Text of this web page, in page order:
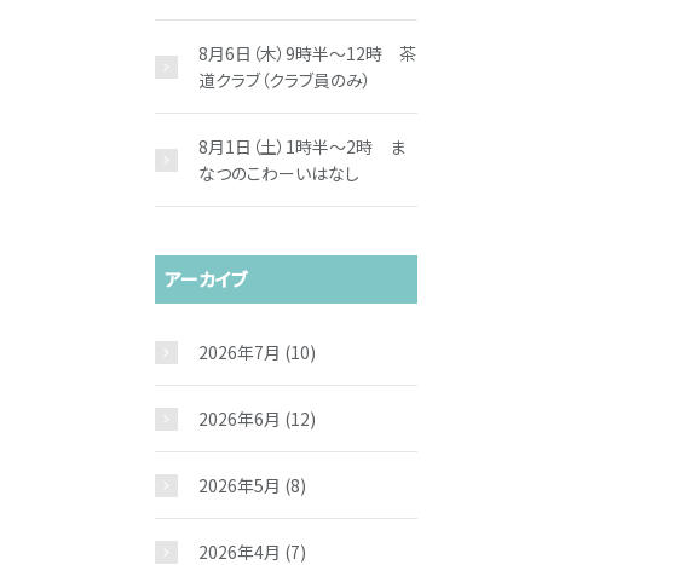
8月6日（木）9時半～12時 茶
道クラブ（クラブ員のみ）
8月1日（土）1時半～2時 ま
なつのこわーいはなし
アーカイブ
2026年7月 (10)
2026年6月 (12)
2026年5月 (8)
2026年4月 (7)